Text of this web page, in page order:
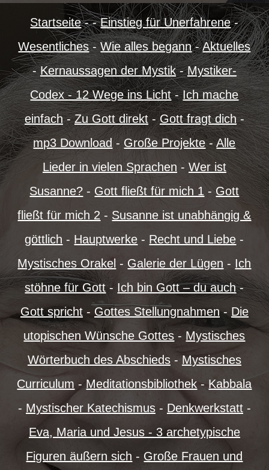
Startseite- -Einstieg für Unerfahrene-
Wesentliches-Wie alles begann-Aktuelles
-Kernaussagen der Mystik-Mystiker-
Codex - 12 Wege ins Licht-Ich mache
einfach-Zu Gott direkt-Gott fragt dich -
mp3 Download - Große Projekte-Alle
Lieder in vielen Sprachen - Wer ist
Susanne? - Gott fließt für mich 1 - Gott
fließt für mich 2 - Susanne ist unabhängig &
göttlich - Hauptwerke - Recht und Liebe -
Mystisches Orakel - Galerie der Lügen - Ich
stöhne für Gott- Ich bin Gott – du auch-
Gott spricht- Gottes Stellungnahmen- Die
utopischen Wünsche Gottes - Mystisches
Wörterbuch des Abschieds- Mystisches
Curriculum - Meditationsbibliothek - Kabbala
- Mystischer Katechismus- Denkwerkstatt-
Eva, Maria und Jesus - 3 archetypische
Figuren äußern sich - Große Frauen und